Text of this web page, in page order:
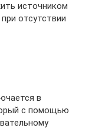
источником
отсутствии
в
с помощью